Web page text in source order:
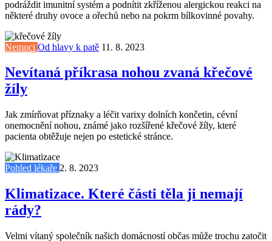
podráždit imunitní systém a podnítit zkříženou alergickou reakci na
některé druhy ovoce a ořechů nebo na pokrm bílkovinné povahy.
Nemoci Od hlavy k patě 11. 8. 2023
Nevítaná příkrasa nohou zvaná křečové
žíly
Jak zmírňovat příznaky a léčit varixy dolních končetin, cévní
onemocnění nohou, známé jako rozšířené křečové žíly, které
pacienta obtěžuje nejen po estetické stránce.
Pohled lékaře 2. 8. 2023
Klimatizace. Které části těla ji nemají
rády?
Velmi vítaný společník našich domácností občas může trochu zatočit